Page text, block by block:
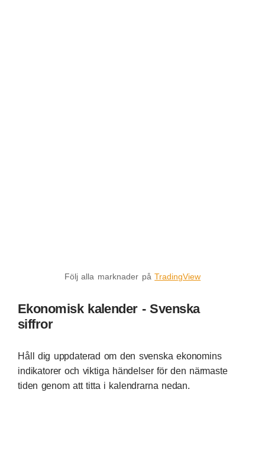
Följ alla marknader påTradingView
Ekonomisk kalender - Svenska
siffror
Håll dig uppdaterad om den svenska ekonomins
indikatorer och viktiga händelser för den närmaste
tiden genom att titta i kalendrarna nedan.